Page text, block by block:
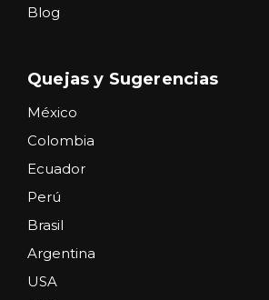
Blog
Quejas y Sugerencias
México
Colombia
Ecuador
Perú
Brasil
Argentina
USA